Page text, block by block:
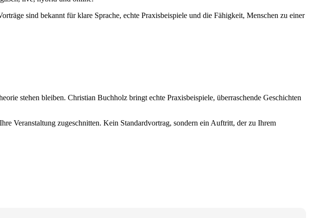
sind bekannt für klare Sprache, echte Praxisbeispiele und die Fähigkeit, Menschen zu einer
stehen bleiben. Christian Buchholz bringt echte Praxisbeispiele, überraschende Geschichten
Veranstaltung zugeschnitten. Kein Standardvortrag, sondern ein Auftritt, der zu Ihrem